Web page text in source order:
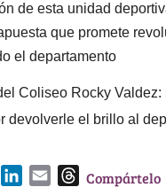
de esta unidad
que promete
el departamento
TCompártelo